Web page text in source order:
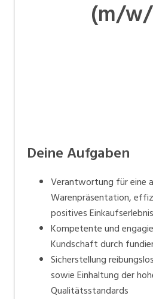
(m/
Deine Aufgaben
Verantwortung für eine
Warenpräsentation,
positives Einkaufserlebnis
Kompetente und
Kundschaft durch
Sicherstellung
sowie Einhaltung der
Qualitätsstandards